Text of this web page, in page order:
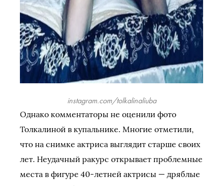
instagram.com/tolkalinaliuba
Однако комментаторы не оценили фото
Толкалиной в купальнике. Многие отметили,
что на снимке актриса выглядит старше своих
лет. Неудачный ракурс открывает проблемные
места в фигуре 40-летней актрисы — дряблые